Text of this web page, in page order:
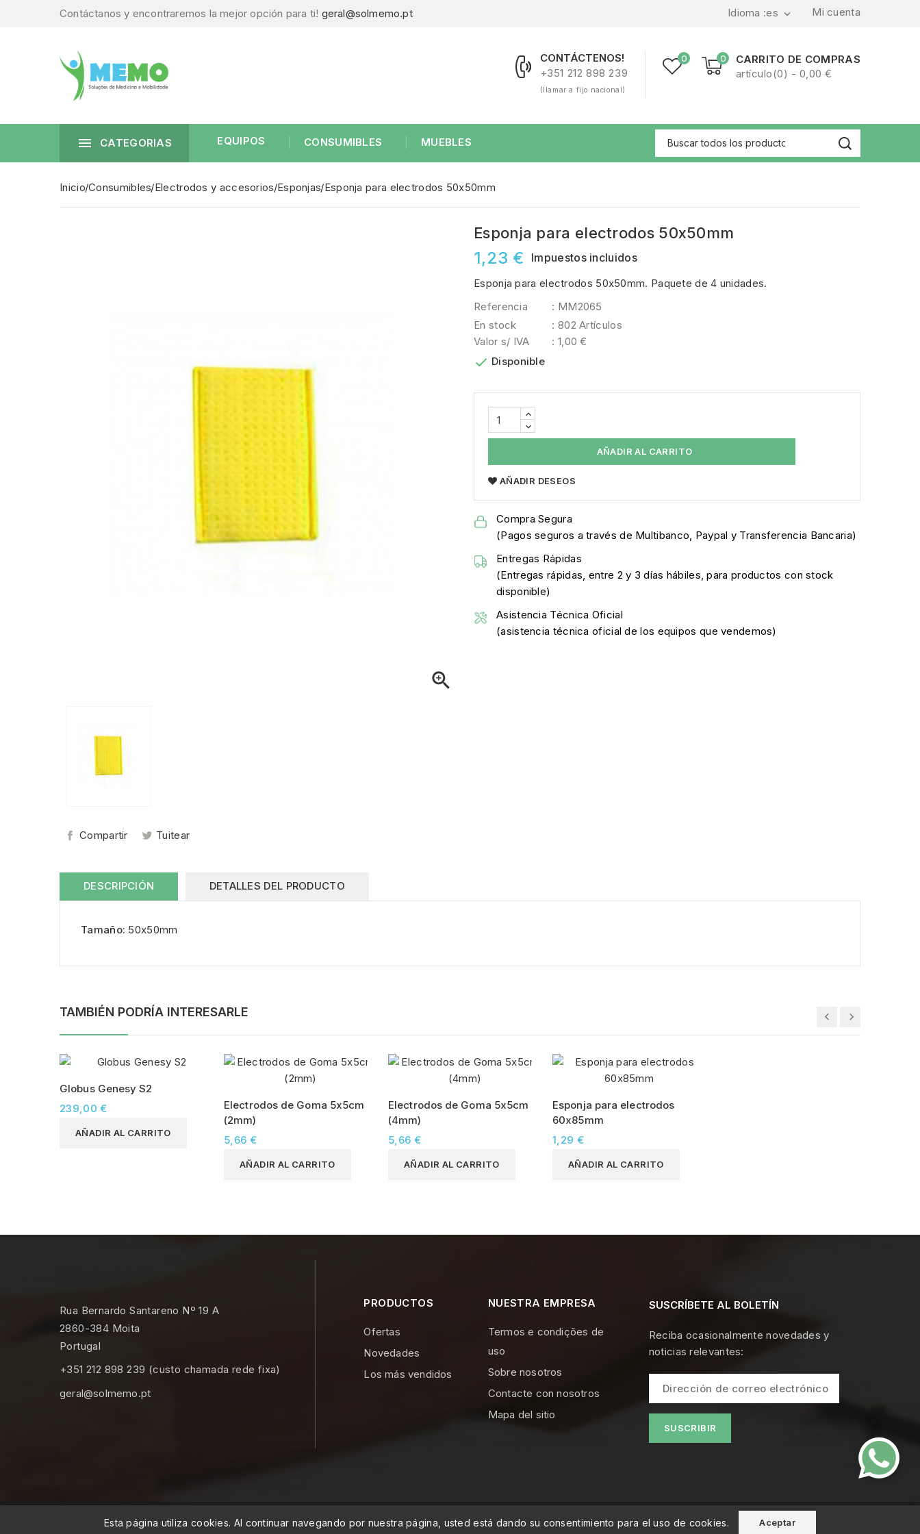
Contáctanos y encontraremos la mejor opción para ti! geral@solmemo.pt Mi cuenta
Idioma :es 
0
CARRITO DE COMPRAS
artículo(0) - 0,00 €
0
CONTÁCTENOS!
+351 212 898 239
(llamar a fijo nacional)
 CATEGORIAS EQUIPOS CONSUMIBLES MUEBLES
Inicio Consumibles Electrodos y accesorios Esponjas Esponja para electrodos 50x50mm

Compartir Tuitear
Esponja para electrodos 50x50mm
1,23 € Impuestos incluidos
Esponja para electrodos 50x50mm. Paquete de 4 unidades.
Referencia
: MM2065
En stock
: 802 Artículos
Valor s/ IVA
: 1,00 €
 Disponible
AÑADIR AL CARRITO
AÑADIR DESEOS
Compra Segura
(Pagos seguros a través de Multibanco, Paypal y Transferencia Bancaria)
Entregas Rápidas
(Entregas rápidas, entre 2 y 3 días hábiles, para productos con stock
disponible)
Asistencia Técnica Oficial
(asistencia técnica oficial de los equipos que vendemos)
DESCRIPCIÓN DETALLES DEL PRODUCTO
Tamaño: 50x50mm
TAMBIÉN PODRÍA INTERESARLE
Globus Genesy S2
239,00 €
AÑADIR AL CARRITO
Electrodos de Goma 5x5cm
(2mm)
5,66 €
AÑADIR AL CARRITO
Electrodos de Goma 5x5cm
(4mm)
5,66 €
AÑADIR AL CARRITO
Esponja para electrodos
60x85mm
1,29 €
AÑADIR AL CARRITO
Rua Bernardo Santareno Nº 19 A
2860-384 Moita
Portugal
+351 212 898 239 (custo chamada rede fixa)
geral@solmemo.pt
Esta página utiliza cookies. Al continuar navegando por nuestra página, usted está dando su consentimiento para el uso de cookies. Aceptar
PRODUCTOS
Ofertas
Novedades
Los más vendidos
NUESTRA EMPRESA
Termos e condições de
uso
Sobre nosotros
Contacte con nosotros
Mapa del sitio
SUSCRÍBETE AL BOLETÍN
Reciba ocasionalmente novedades y
noticias relevantes:
© 2026 - MEMO, Soluções de Medicina e Mobilidade Lda